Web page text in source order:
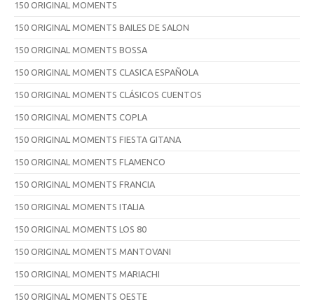
150 ORIGINAL MOMENTS
150 ORIGINAL MOMENTS BAILES DE SALON
150 ORIGINAL MOMENTS BOSSA
150 ORIGINAL MOMENTS CLASICA ESPAÑOLA
150 ORIGINAL MOMENTS CLÁSICOS CUENTOS
150 ORIGINAL MOMENTS COPLA
150 ORIGINAL MOMENTS FIESTA GITANA
150 ORIGINAL MOMENTS FLAMENCO
150 ORIGINAL MOMENTS FRANCIA
150 ORIGINAL MOMENTS ITALIA
150 ORIGINAL MOMENTS LOS 80
150 ORIGINAL MOMENTS MANTOVANI
150 ORIGINAL MOMENTS MARIACHI
150 ORIGINAL MOMENTS OESTE